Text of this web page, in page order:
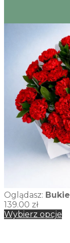
Oglądasz:
139.00 zł
Wybierz opcje